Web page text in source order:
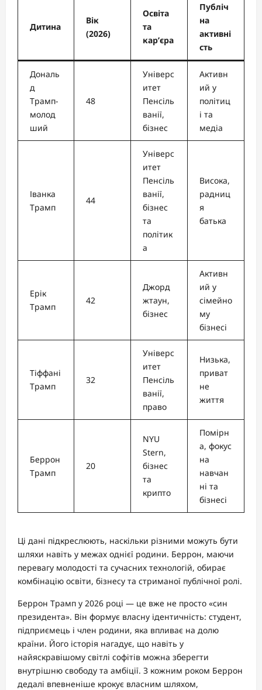
Дитина
Вік
(2026)
Освіта
та
кар’єра
Публіч
на
активні
сть
Дональ
д
Трамп-
молод
ший
48
Універс
итет
Пенсіль
ванії,
бізнес
Активн
ий у
політиц
і та
медіа
Іванка
Трамп
44
Універс
итет
Пенсіль
ванії,
бізнес
та
політик
а
Висока,
радниц
я
батька
Ерік
Трамп
42
Джорд
жтаун,
бізнес
Активн
ий у
сімейно
му
бізнесі
Тіффані
Трамп
32
Універс
итет
Пенсіль
ванії,
право
Низька,
приват
не
життя
Беррон
Трамп
20
NYU
Stern,
бізнес
та
крипто
Помірн
а, фокус
на
навчан
ні та
бізнесі
Ці дані підкреслюють, наскільки різними можуть бути
шляхи навіть у межах однієї родини. Беррон, маючи
перевагу молодості та сучасних технологій, обирає
комбінацію освіти, бізнесу та стриманої публічної ролі.
Беррон Трамп у 2026 році — це вже не просто «син
президента». Він формує власну ідентичність: студент,
підприємець і член родини, яка впливає на долю
країни. Його історія нагадує, що навіть у
найяскравішому світлі софітів можна зберегти
внутрішню свободу та амбіції. З кожним роком Беррон
дедалі впевненіше крокує власним шляхом,